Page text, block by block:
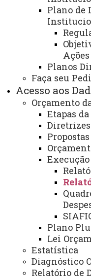
Plano de
Ações
Planos
Faça seu
Acesso aos
Orçamento
Etapas
Plano
Lei
Estatística
Diagnóstico
Relatório de
ACESSE
Acesso Restrito
Arquivo Virtual
Bibliotecas
Identidade Visual
Mapa do Site
Portal Office 365
Webmail